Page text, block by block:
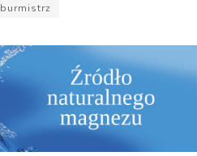
burmistrz